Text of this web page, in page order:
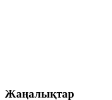
Жаңалықтар